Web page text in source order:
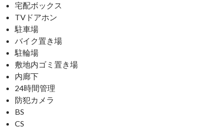
宅配ボックス
TVドアホン
駐車場
バイク置き場
駐輪場
敷地内ゴミ置き場
内廊下
24時間管理
防犯カメラ
BS
CS